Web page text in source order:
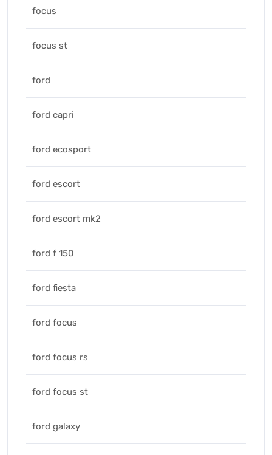
focus
focus st
ford
ford capri
ford ecosport
ford escort
ford escort mk2
ford f 150
ford fiesta
ford focus
ford focus rs
ford focus st
ford galaxy